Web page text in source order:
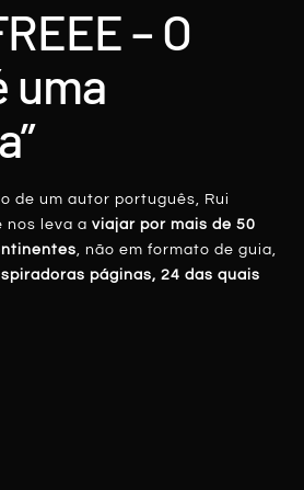
AMÉRICA CENTRAL
– O
uma
de um autor português, Rui
nos leva aviajar por mais de 50
, não em formato de guia,
páginas, 24 das quais